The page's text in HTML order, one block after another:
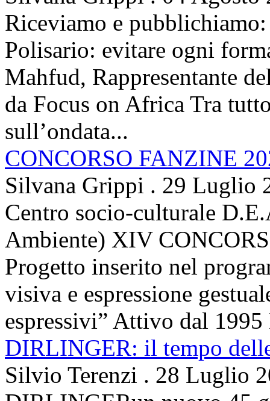
Riceviamo e
Polisario: evitare ogni
Mahfud, Rappresentante
da Focus on Africa Tra
sull’ondata...
CONCORSO FANZINE
Silvana Grippi . 29 Luglio
Centro socio-culturale
Ambiente) XIV
Progetto inserito nel
visiva e espressione
espressivi” Attivo dal 1995
DIRLINGER: il tempo
Silvio Terenzi . 28 Luglio